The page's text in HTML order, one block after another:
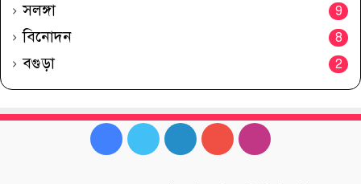
সলঙ্গা 9
বিনোদন 8
বগুড়া 2
FacebookTwitterLinkedInYouTubeInstagram